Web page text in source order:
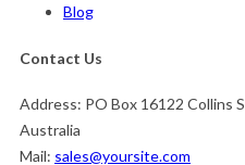
Blog
Contact Us
Address: PO Box 16122 Collins
Australia
Mail: sales@yoursite.com